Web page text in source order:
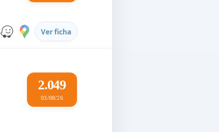
Ver ficha
2.049
03/08/26